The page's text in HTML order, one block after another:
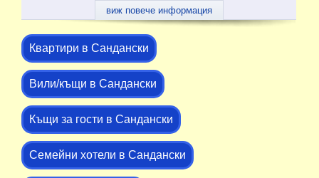
виж повече информация
Квартири в Сандански
Вили/къщи в Сандански
Къщи за гости в Сандански
Семейни хотели в Сандански